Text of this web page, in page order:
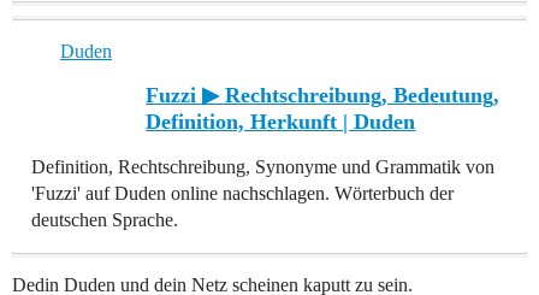
Duden
Fuzzi ▶ Rechtschreibung, Bedeutung,
Definition, Herkunft | Duden
Definition, Rechtschreibung, Synonyme und Grammatik von
'Fuzzi' auf Duden online nachschlagen. Wörterbuch der
deutschen Sprache.
Dedin Duden und dein Netz scheinen kaputt zu sein.